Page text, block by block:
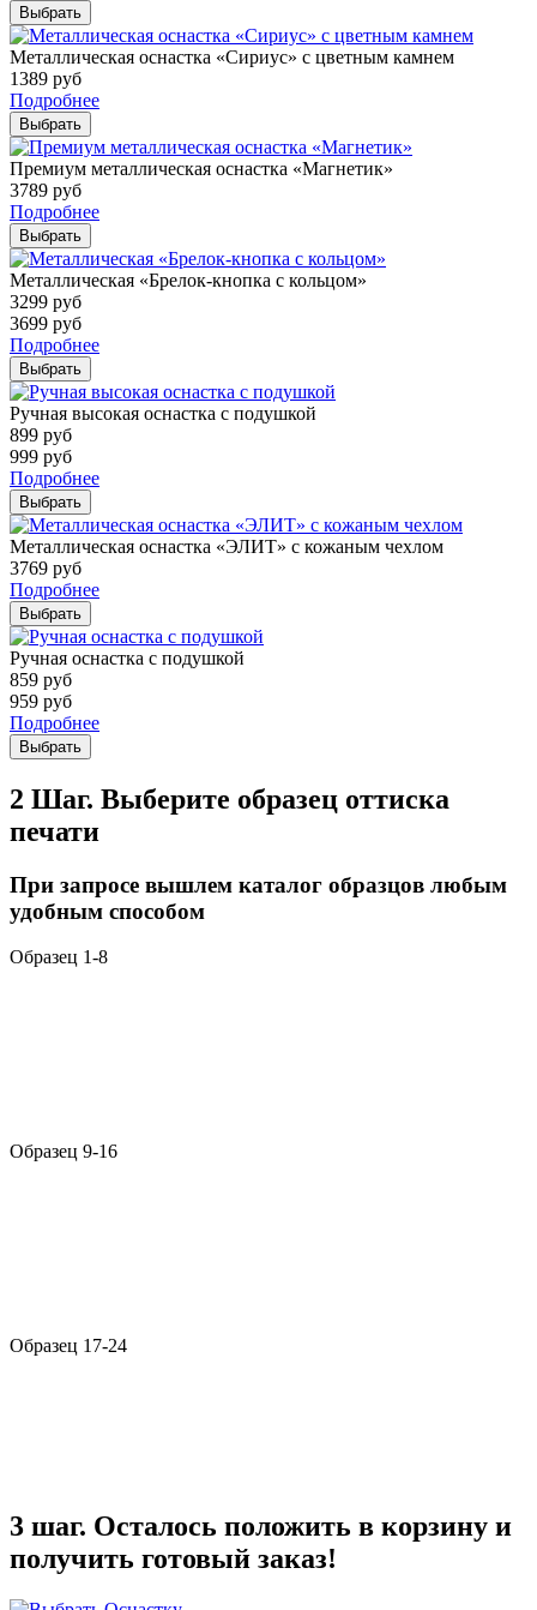
Выбрать
Металлическая оснастка «Сириус» с цветным камнем
1389 руб
Подробнее
Выбрать
Премиум металлическая оснастка «Магнетик»
3789 руб
Подробнее
Выбрать
Металлическая «Брелок-кнопка с кольцом»
3299 руб
3699 руб
Подробнее
Выбрать
Ручная высокая оснастка с подушкой
899 руб
999 руб
Подробнее
Выбрать
Металлическая оснастка «ЭЛИТ» с кожаным чехлом
3769 руб
Подробнее
Выбрать
Ручная оснастка с подушкой
859 руб
959 руб
Подробнее
Выбрать
2 Шаг. Выберите образец оттиска
печати
При запросе вышлем каталог образцов любым
удобным способом
Образец 1-8
Образец 9-16
Образец 17-24
3 шаг. Осталось положить в корзину и
получить готовый заказ!